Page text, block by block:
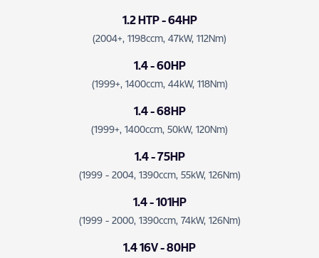
1.2 HTP - 64HP
(2004+, 1198ccm, 47kW, 112Nm)
1.4 - 60HP
(1999+, 1400ccm, 44kW, 118Nm)
1.4 - 68HP
(1999+, 1400ccm, 50kW, 120Nm)
1.4 - 75HP
(1999 - 2004, 1390ccm, 55kW, 126Nm)
1.4 - 101HP
(1999 - 2000, 1390ccm, 74kW, 126Nm)
1.4 16V - 80HP